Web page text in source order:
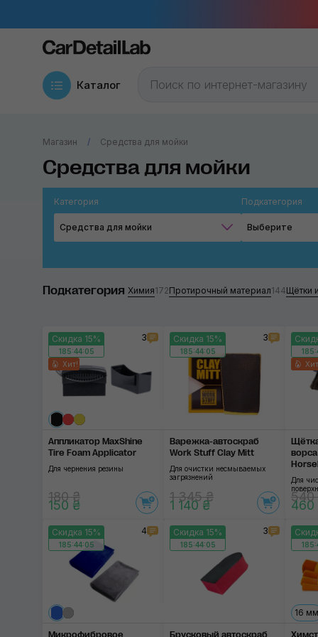
Каталог
Магазин Средства для мойки
Средства для мойки
Категория
Средства для мойки
Подкатегория
Выберите
Подкатегория Химия172Протирочный материал144Щётки
Скидка 15%
185:44:04
Хит!
3
Аппликатор MaxShine
Tire Foam Applicator
Для чернения резины
180 ₴
150 ₴
Скидка 15%
185:44:04
3
Варежка-автоскраб
Work Stuff Clay Mitt
Для очистки несмываемых
загрязнений
1 345 ₴
1 140 ₴
Для
540
460
Скидка 15%
185:44:04
4 Скидка 15%
185:44:04
3
16 мм